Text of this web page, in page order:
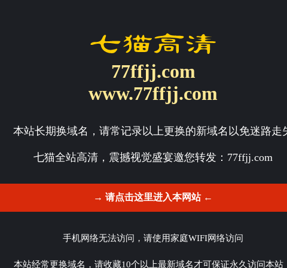
77ffjj.com
www.77ffjj.com
本站长期换域名，请常记录以上更换的新域名以免迷路走
七猫全站高清，震撼视觉盛宴邀您转发： 77ffjj.com
→ 请点击这里进入本网站 ←
手机网络无法访问，请使用家庭WIFI网络访问
本站经常更换域名，请收藏10个以上最新域名才可保证永久访问本站